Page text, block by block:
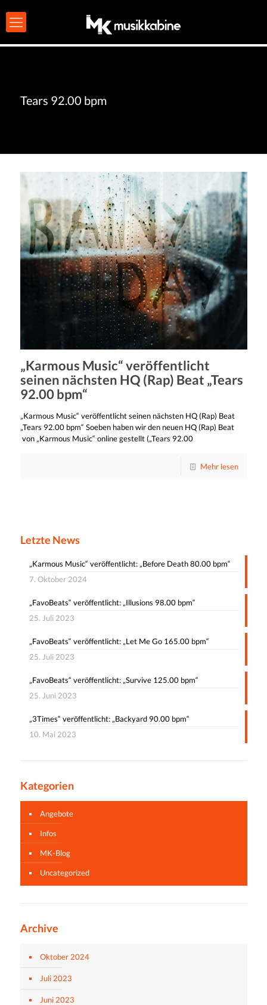
Tears 92.00 bpm
„Karmous Music“ veröffentlicht
seinen nächsten HQ (Rap) Beat „Tears
92.00 bpm“
„Karmous Music“ veröffentlicht seinen nächsten HQ (Rap) Beat
„Tears 92.00 bpm“ Soeben haben wir den neuen HQ (Rap) Beat
von „Karmous Music“ online gestellt („Tears 92.00
Mehr lesen
Letzte News
„Karmous Music“ veröffentlicht: „Before Death 80.00 bpm“
7. Oktober 2024
„FavoBeats“ veröffentlicht: „Illusions 98.00 bpm“
25. Juli 2023
„FavoBeats“ veröffentlicht: „Let Me Go 165.00 bpm“
25. Juli 2023
„FavoBeats“ veröffentlicht: „Survive 125.00 bpm“
25. Juni 2023
„3Times“ veröffentlicht: „Backyard 90.00 bpm“
10. Mai 2023
Kategorien
Angebote
Infos
MK-Blog
Uncategorized
Archive
Oktober 2024
Juli 2023
Juni 2023